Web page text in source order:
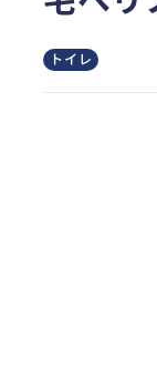
トイレ